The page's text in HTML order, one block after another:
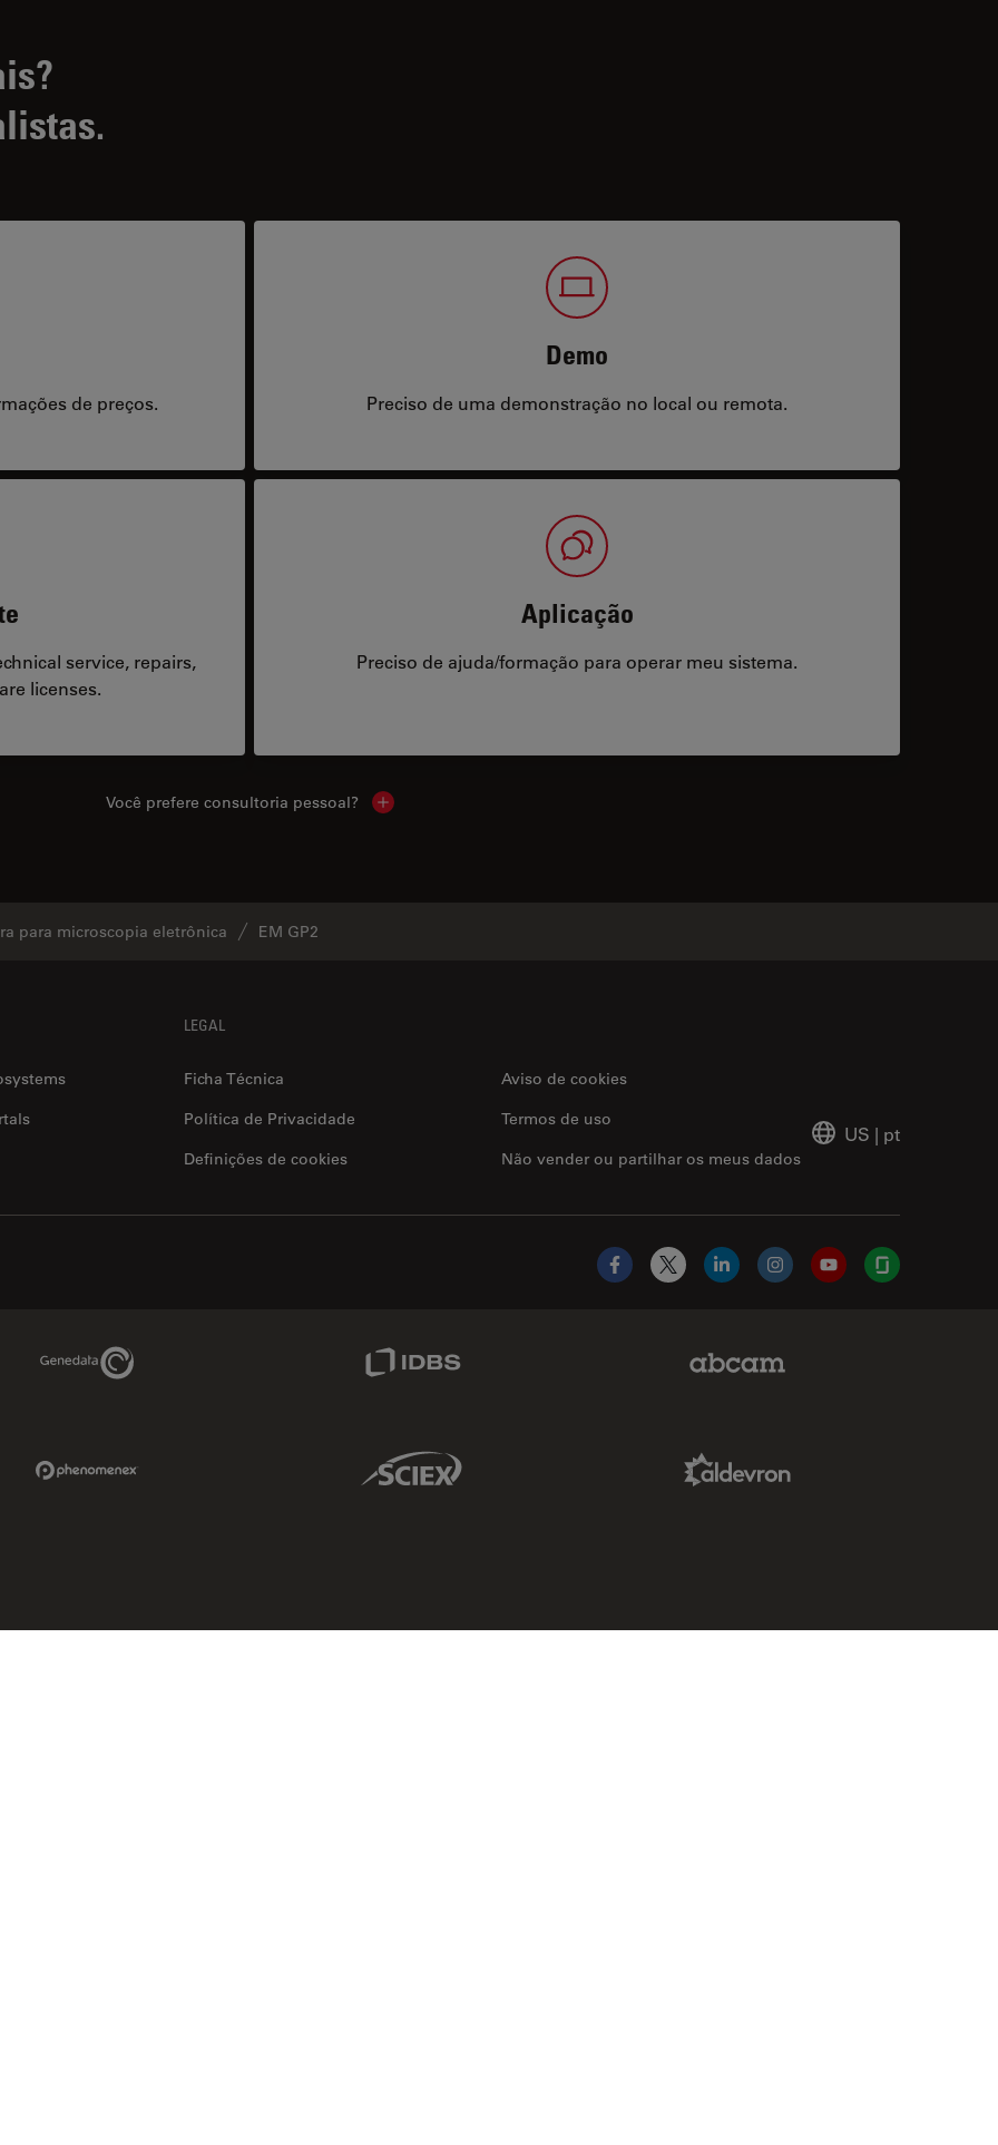
de preços.
Demo
Preciso de uma demonstração no local ou remota.
service, repairs,
licenses.
Aplicação
Preciso de ajuda/formação para operar meu sistema.
Você prefere consultoria pessoal? Show local contacts
para microscopia eletrônica EM GP2
LEGAL
Ficha Técnica
Aviso de cookies
Política de Privacidade
Não vender ou partilhar os meus dados
Termos de uso
Definições de cookies
US | pt
Facebook
X LinkedInInstagramYouTubeGlassdoor
Genedata Link
Sciex Link